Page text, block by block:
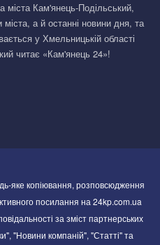
міста Кам'янець-Подільський,
а й останні новини дня, та
у Хмельницькій області
читає «Кам'янець 24»!
яке копіювання, розповсюдження
посилання на 24kp.com.ua
за зміст партнерських
"Новини компаній", "Статті" та